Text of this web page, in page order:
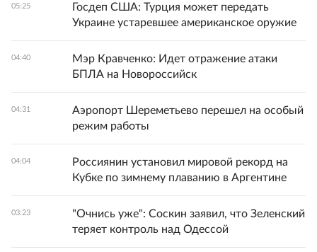
05:25
Госдеп США: Турция может передать
Украине устаревшее американское оружие
04:40
Мэр Кравченко: Идет отражение атаки
БПЛА на Новороссийск
04:31
Аэропорт Шереметьево перешел на особый
режим работы
04:04
Россиянин установил мировой рекорд на
Кубке по зимнему плаванию в Аргентине
03:23
"Очнись уже": Соскин заявил, что Зеленский
теряет контроль над Одессой